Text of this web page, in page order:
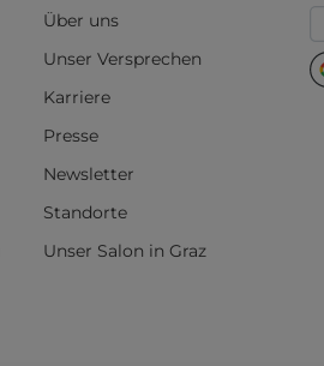
Über uns
Unser Versprechen
Karriere
Presse
Newsletter
Standorte
Unser Salon in Graz